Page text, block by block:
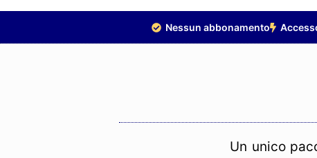
Nessun abbonamento
Un unico